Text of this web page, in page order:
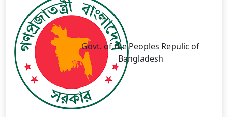
Govt. of the Peoples Repulic of
Bangladesh